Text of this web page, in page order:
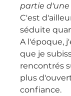
partie d'une
C'est
séduite
A l'époque,
que je
rencontrés
plus
confiance.